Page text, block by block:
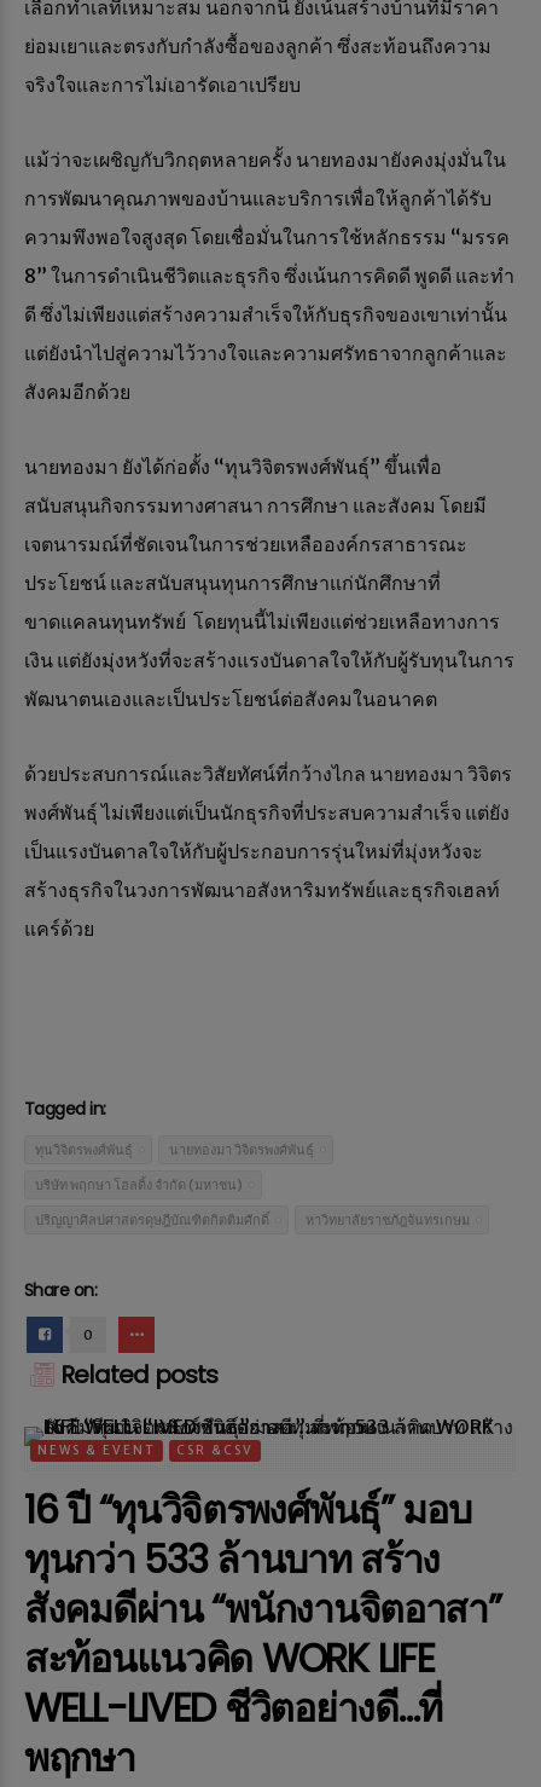
เลือกทำเลที่เหมาะสม นอกจากนี้ ยังเน้นสร้างบ้านที่มีราคา
ย่อมเยาและตรงกับกำลังซื้อของลูกค้า ซึ่งสะท้อนถึงความ
จริงใจและการไม่เอารัดเอาเปรียบ
แม้ว่าจะเผชิญกับวิกฤตหลายครั้ง นายทองมายังคงมุ่งมั่นใน
การพัฒนาคุณภาพของบ้านและบริการเพื่อให้ลูกค้าได้รับ
ความพึงพอใจสูงสุด โดยเชื่อมั่นในการใช้หลักธรรม “มรรค
8” ในการดำเนินชีวิตและธุรกิจ ซึ่งเน้นการคิดดี พูดดี และทำ
ดี ซึ่งไม่เพียงแต่สร้างความสำเร็จให้กับธุรกิจของเขาเท่านั้น
แต่ยังนำไปสู่ความไว้วางใจและความศรัทธาจากลูกค้าและ
สังคมอีกด้วย
นายทองมา ยังได้ก่อตั้ง “ทุนวิจิตรพงศ์พันธุ์” ขึ้นเพื่อ
สนับสนุนกิจกรรมทางศาสนา การศึกษา และสังคม โดยมี
เจตนารมณ์ที่ชัดเจนในการช่วยเหลือองค์กรสาธารณะ
ประโยชน์ และสนับสนุนทุนการศึกษาแก่นักศึกษาที่
ขาดแคลนทุนทรัพย์ โดยทุนนี้ไม่เพียงแต่ช่วยเหลือทางการ
เงิน แต่ยังมุ่งหวังที่จะสร้างแรงบันดาลใจให้กับผู้รับทุนในการ
พัฒนาตนเองและเป็นประโยชน์ต่อสังคมในอนาคต
ด้วยประสบการณ์และวิสัยทัศน์ที่กว้างไกล นายทองมา วิจิตร
พงศ์พันธุ์ ไม่เพียงแต่เป็นนักธุรกิจที่ประสบความสำเร็จ แต่ยัง
เป็นแรงบันดาลใจให้กับผู้ประกอบการรุ่นใหม่ที่มุ่งหวังจะ
สร้างธุรกิจในวงการพัฒนาอสังหาริมทรัพย์และธุรกิจเฮลท์
แคร์ด้วย
Tagged in:
ทุนวิจิตรพงศ์พันธุ์ นายทองมา วิจิตรพงศ์พันธุ์
บริษัท พฤกษา โฮลดิ้ง จำกัด (มหาชน)
ปริญญาศิลปศาสตรดุษฎีบัณฑิตกิตติมศักดิ์ หาวิทยาลัยราชภัฎจันทรเกษม
Share on:
0
Related posts
NEWS & EVENT CSR &CSV
16 ปี “ทุนวิจิตรพงศ์พันธุ์” มอบ
ทุนกว่า 533 ล้านบาท สร้าง
สังคมดีผ่าน “พนักงานจิตอาสา”
สะท้อนแนวคิด WORK LIFE
WELL-LIVED ชีวิตอย่างดี…ที่
พฤกษา